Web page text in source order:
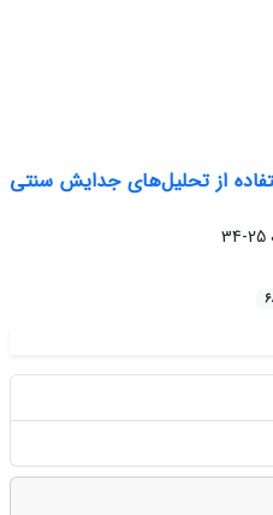
از تحلیل‌های جدایش سنتی
25-34